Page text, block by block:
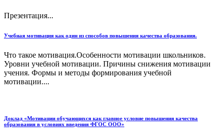
Презентация...
Учебная мотивация как один из способов повышения качества образования.
Что такое мотивация.Особенности мотивации школьников.
Уровни учебной мотивации. Причины снижения мотивации
учения. Формы и методы формирования учебной
мотивации....
Доклад «Мотивации обучающихся как главное условие повышения качества
образования в условиях введения ФГОС ООО»